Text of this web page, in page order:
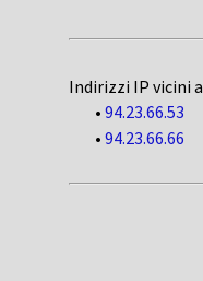
Indirizzi IP vicini a
• 94.23.66.53
• 94.23.66.66